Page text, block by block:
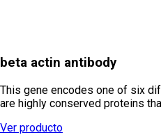
beta actin antibody
This gene encodes one of six
are highly conserved proteins
Ver producto